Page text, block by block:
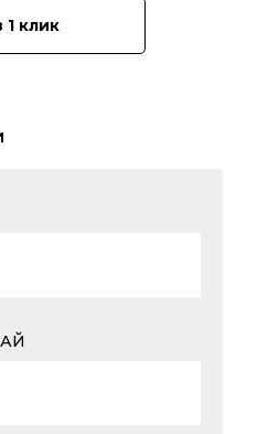
1 клик